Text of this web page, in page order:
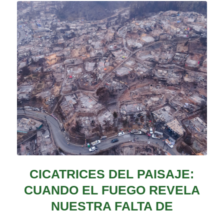
CICATRICES DEL PAISAJE:
CUANDO EL FUEGO REVELA
NUESTRA FALTA DE